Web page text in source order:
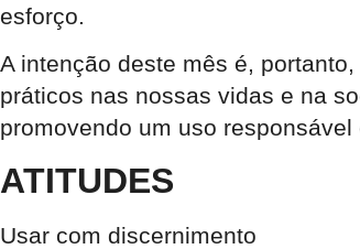
esforço.
A intenção deste mês é,
práticos nas nossas vidas e na
promovendo um uso
ATITUDES
Usar com discernimento